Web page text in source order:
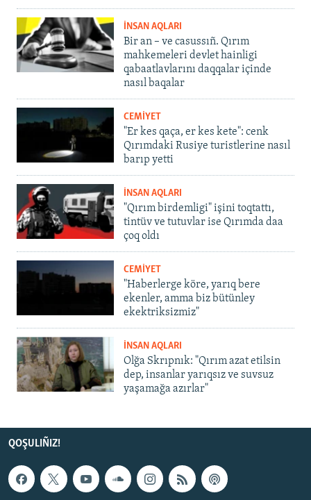
İNSAN AQLARI
Bir an – ve casussıñ. Qırım
mahkemeleri devlet hainligi
qabaatlavlarını daqqalar içinde
nasıl baqalar
CEMİYET
"Er kes qaça, er kes kete": cenk
Qırımdaki Rusiye turistlerine nasıl
barıp yetti
İNSAN AQLARI
"Qırım birdemligi" işini toqtattı,
tintüv ve tutuvlar ise Qırımda daa
çoq oldı
CEMİYET
"Haberlerge köre, yarıq bere
ekenler, amma biz bütünley
ekektriksizmiz"
İNSAN AQLARI
Olğa Skrıpnık: "Qırım azat etilsin
dep, insanlar yarıqsız ve suvsuz
yaşamağa azırlar"
QOŞULIÑIZ!